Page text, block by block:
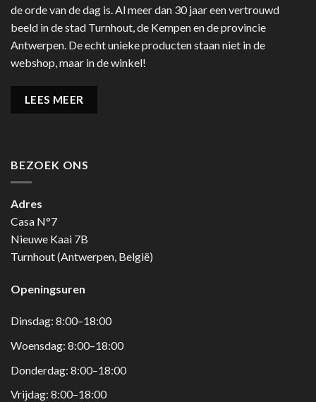
de orde van de dag is. Al meer dan 30 jaar een vertrouwd
beeld in de stad Turnhout, de Kempen en de provincie
Antwerpen. De echt unieke producten staan niet in de
webshop, maar in de winkel!
LEES MEER
BEZOEK ONS
Adres
Casa N°7
Nieuwe Kaai 7B
Turnhout (Antwerpen, België)
Openingsuren
Dinsdag: 8:00–18:00
Woensdag: 8:00–18:00
Donderdag: 8:00–18:00
Vrijdag: 8:00–18:00